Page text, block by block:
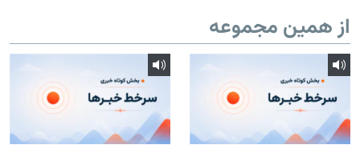
از همین مجموعه